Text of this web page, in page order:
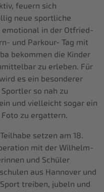
feuern sich
neue sportliche
emotional in der Otfried-
und Parkour- Tag mit
bekommen die Kinder
zu erleben. Für
es ein besonderer
so nah zu
und vielleicht sogar ein
zu ergattern.
setzen am 18.
mit der Wilhelm-
und Schüler
aus Hannover und
treiben, jubeln und